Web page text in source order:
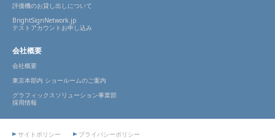
評価機のお貸し出しについて
BrightSignNetwork.jp
テストアカウントお申し込み
会社概要
会社概要
東京本部内 ショールームのご案内
グラフィックスソリューション事業部
採用情報
サイトポリシー プライバシーポリシー